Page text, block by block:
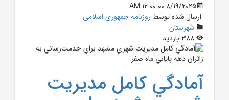
8/19/2025 12:00:00 AM
ارسال شده توسط روزنامه جمهوری اسلامی
شهرستان
آمادگي کامل مديريت